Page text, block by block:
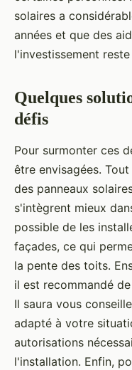
solaires a
années et que des
l'investissement
Quelques
défis
Pour surmonter ces
être envisagées.
des panneaux
s'intègrent mieux
possible de les
façades, ce qui
la pente des toits.
il est recommandé
Il saura vous
adapté à votre
autorisations
l'installation. Enfin,